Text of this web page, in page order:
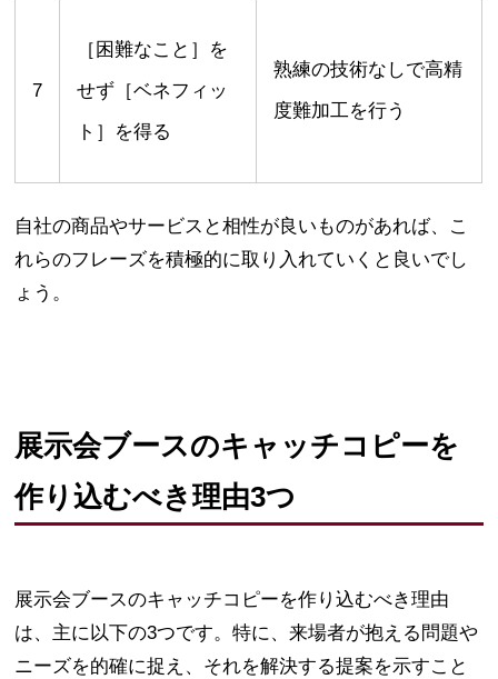
7
［困難なこと］を
せず［ベネフィッ
ト］を得る
熟練の技術なしで高精
度難加工を行う
自社の商品やサービスと相性が良いものがあれば、こ
れらのフレーズを積極的に取り入れていくと良いでし
ょう。
展示会ブースのキャッチコピーを
作り込むべき理由3つ
展示会ブースのキャッチコピーを作り込むべき理由
は、主に以下の3つです。特に、来場者が抱える問題や
ニーズを的確に捉え、それを解決する提案を示すこと